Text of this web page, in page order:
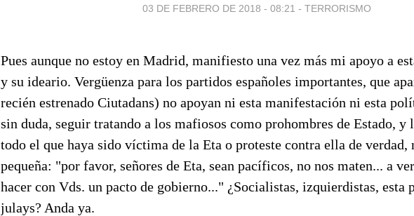
03 DE FEBRERO DE 2018 - 08:21 - TERRORISMO
Pues aunque no estoy en Madrid, manifiesto una vez más mi apoyo a
y su ideario. Vergüenza para los partidos españoles importantes, que
recién estrenado Ciutadans) no apoyan ni esta manifestación ni esta
sin duda, seguir tratando a los mafiosos como prohombres de Estado, y
todo el que haya sido víctima de la Eta o proteste contra ella de verdad,
pequeña: "por favor, señores de Eta, sean pacíficos, no nos maten... a
hacer con Vds. un pacto de gobierno..." ¿Socialistas, izquierdistas, esta
julays? Anda ya.